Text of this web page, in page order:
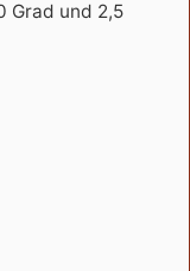
Grad und 2,5